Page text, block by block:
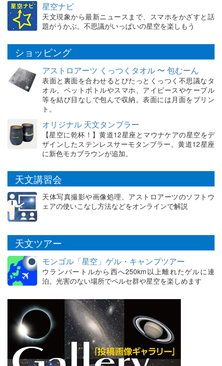
星空ナビ
天文現象から最新ニュースまで、スマホをかざすと話
題がうかぶ。不思議がいっぱいの星空を楽しもう
ショッピング
アストロアーツ くっつくタオル 〜 包むーん
表面と裏面を合わせるとぴたっとくっつく不思議なタ
オル。ペットボトルやスマホ、アイピースやケーブル
等を結び目なしで包んで収納。表面には月面をプリン
ト。
オリジナル 天文タンブラー
【星空に乾杯！】黄道12星座とマウナケアの星空をデ
ザインしたステンレスサーモタンブラー。黄道12星座
に新色モカブラウンが追加。
天文講習会
天体写真撮影や画像処理、アストロアーツのソフトウ
ェアの使いこなし方法などをオンラインで解説
天文ツアー
モンゴル「星空」ゲル・キャンプツアー
ウランバートルから西へ250km以上離れたゲルに連
泊。光害のない場所でペルセ群や星空を楽しめます